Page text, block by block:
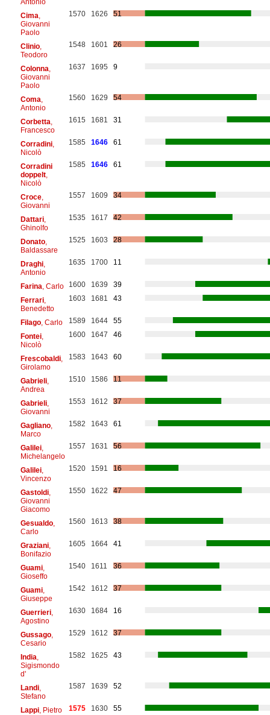
Cima
Giovanni
Paolo
1570 1626 51
Clinio,
Teodoro
1548 1601 26
Colonna
Giovanni
Paolo
1637 1695 9
Coma
Antonio
1560 1629 54
Corbetta
Francesco
1615 1681 31
Corradini,
Nicolò
1585 1646 61
Corradini
doppelt,
Nicolò
1585 1646 61
Croce,
Giovanni
1557 1609 34
Dattari,
Ghinolfo
1535 1617 42
Donato,
Baldassare
1525 1603 28
Draghi,
Antonio
1635 1700 11
Farina , Carlo 1600 1639
39
Ferrari,
Benedetto
1603 1681 43
Filago, Carlo 1589 1644
55
Fontei,
Nicolò
1600 1647 46
Frescobaldi,
Girolamo
1583 1643 60
Gabrieli,
Andrea
1510 1586 11
Gabrieli,
Giovanni
1553 1612 37
Gagliano,
Marco
1582 1643 61
Galilei,
Michelangelo
1557 1631 56
Galilei,
Vincenzo
1520 1591 16
Gastoldi,
Giovanni
Giacomo
1550 1622 47
Gesualdo,
Carlo
1560 1613 38
Graziani,
Bonifazio
1605 1664 41
Guami,
Gioseffo
1540 1611 36
Guami,
Giuseppe
1542 1612 37
Guerrieri,
Agostino
1630 1684 16
Gussago,
Cesario
1529 1612 37
India
Sigismondo
d'
1582 1625 43
Landi,
Stefano
1587 1639 52
Lappi, Pietro 1575 1630 55